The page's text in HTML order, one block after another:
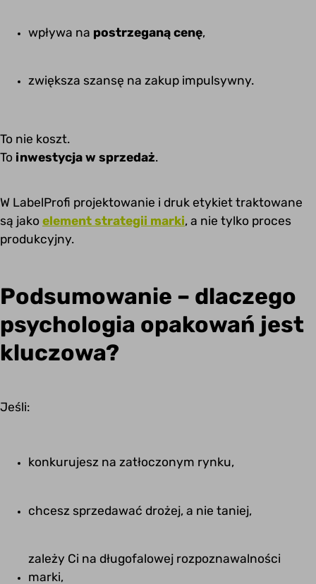
wpływa na postrzeganą cenę,
zwiększa szansę na zakup impulsywny.
To nie koszt.
To inwestycja w sprzedaż.
W LabelProfi projektowanie i druk etykiet traktowane
są jako element strategii marki, a nie tylko proces
produkcyjny.
Podsumowanie – dlaczego
psychologia opakowań jest
kluczowa?
Jeśli:
konkurujesz na zatłoczonym rynku,
chcesz sprzedawać drożej, a nie taniej,
zależy Ci na długofalowej rozpoznawalności
marki,